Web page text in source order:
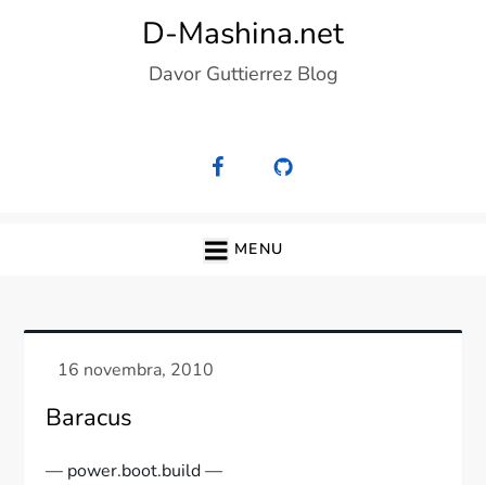
D-Mashina.net
Davor Guttierrez Blog
MENU
Baracus
— power.boot.build —